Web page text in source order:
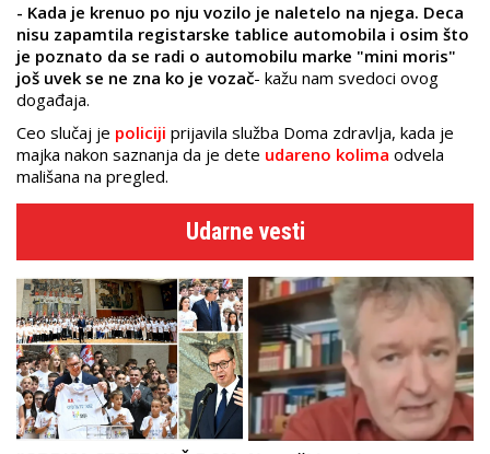
- Kada je krenuo po nju vozilo je naletelo na njega. Deca
nisu zapamtila registarske tablice automobila i osim što
je poznato da se radi o automobilu marke "mini moris"
još uvek se ne zna ko je vozač- kažu nam svedoci ovog
događaja.
Ceo slučaj je policiji prijavila služba Doma zdravlja, kada je
majka nakon saznanja da je dete udareno kolima odvela
mališana na pregled.
Udarne vesti